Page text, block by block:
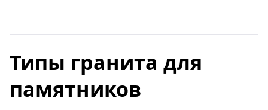
Типы гранита для
памятников